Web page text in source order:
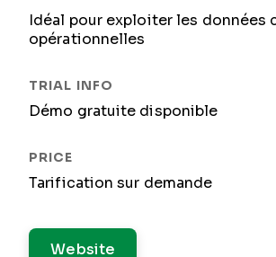
Idéal pour exploiter les données
opérationnelles
Démo gratuite disponible
Tarification sur demande
Website